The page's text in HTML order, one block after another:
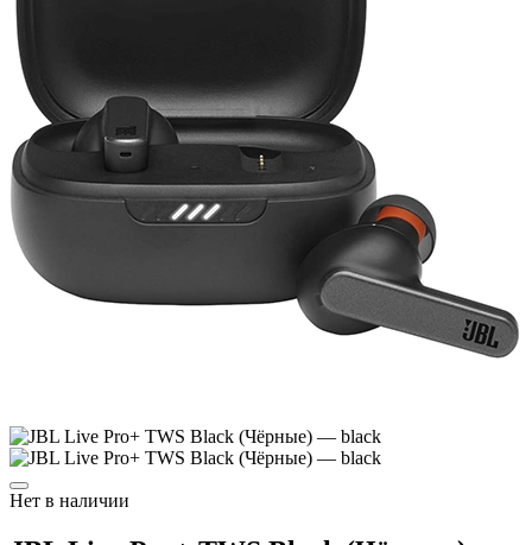
Нет в наличии